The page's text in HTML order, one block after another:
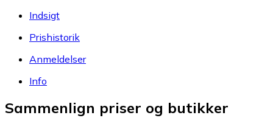
Indsigt
Prishistorik
Anmeldelser
Info
Sammenlign priser og butikker